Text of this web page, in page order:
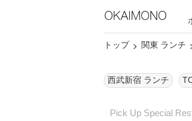
トップ 関東 ランチ
西武新宿 ランチ